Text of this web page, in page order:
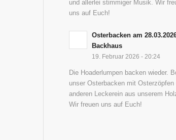
und allerlei stimmiger Musik. Wir
uns auf Euch!
Osterbacken am
Backhaus
19. Februar 2026 - 20:24
Die Hoaderlumpen backen wieder.
unser Osterbacken mit Osterzöpfen
anderen Leckerein aus unserem
Wir freuen uns auf Euch!